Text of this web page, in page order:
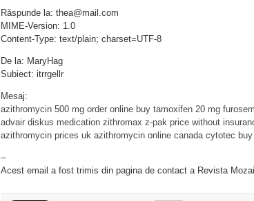
Răspunde la: thea@mail.com
MIME-Version: 1.0
Content-Type: text/plain; charset=UTF-8
De la: MaryHag
Subiect: itrrgellr
Mesaj:
azithromycin 500 mg order online buy tamoxifen 20 mg
advair diskus medication zithromax z-pak price without
azithromycin prices uk azithromycin online canada cytotec buy
–
Acest email a fost trimis din pagina de contact a Revista